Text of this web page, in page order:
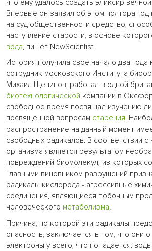
что ему удалось создать эликсир
Впервые он заявил об этом полтора год
на суд общественности средство,
наступление старости, в основе
вода, пишет NewScientist.
История получила свое начало два года
сотрудник московского Института
Михаил Щепинов, работал в одной
биотехнологической компании в
свободное время посвящал изучению
посвященной вопросам старения.
распространение на данный момент
свободных радикалов. В соответствии с
организма является результатом
повреждений биомолекул, из которых
Главными виновником разрушений
радикалы кислорода - агрессивные
соединения, являющиеся побочным
человеческого метаболизма.
Причина, по которой эти радикалы
опасность, заключается в том, что они
электроны у всего, что попадается: